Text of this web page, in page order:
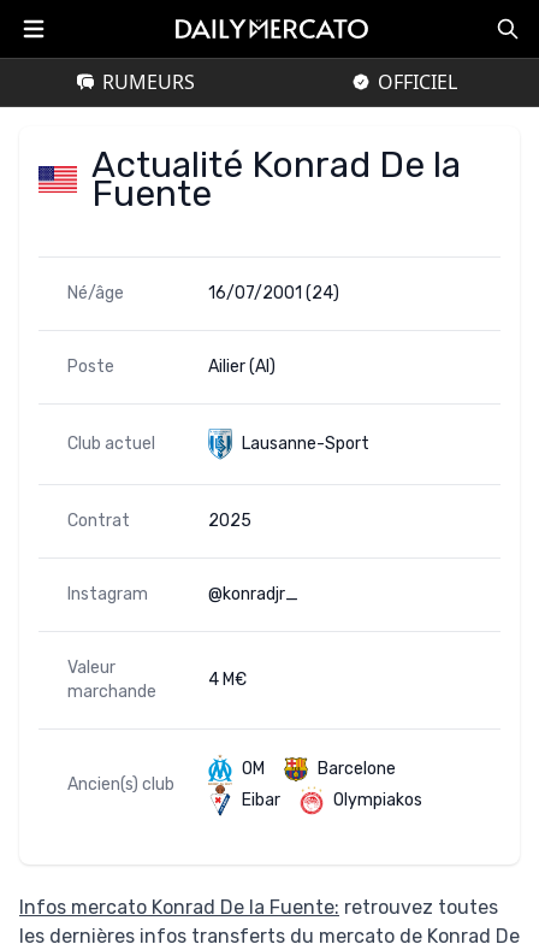
RUMEURS OFFICIEL
Actualité Konrad De la
Fuente
Né/âge 16/07/2001 (24)
Poste Ailier (AI)
Club actuel Lausanne-Sport
Contrat 2025
Instagram @konradjr_
Valeur
marchande
4 M€
Ancien(s) club
OM
Barcelone
Eibar
Olympiakos
Infos mercato Konrad De la Fuente: retrouvez toutes
les dernières infos transferts du mercato de Konrad De